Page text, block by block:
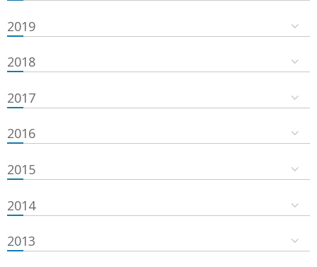
2019
2018
2017
2016
2015
2014
2013